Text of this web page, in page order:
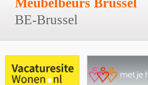
BE-Brussel